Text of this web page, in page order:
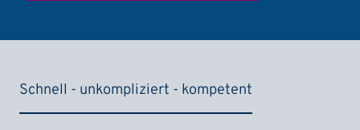
Schnell - unkompliziert - kompetent